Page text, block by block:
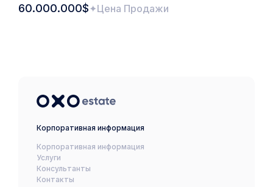
60.000.000$ Цена Продажи
Корпоративная информация
Корпоративная информация
Услуги
Консультанты
Контакты